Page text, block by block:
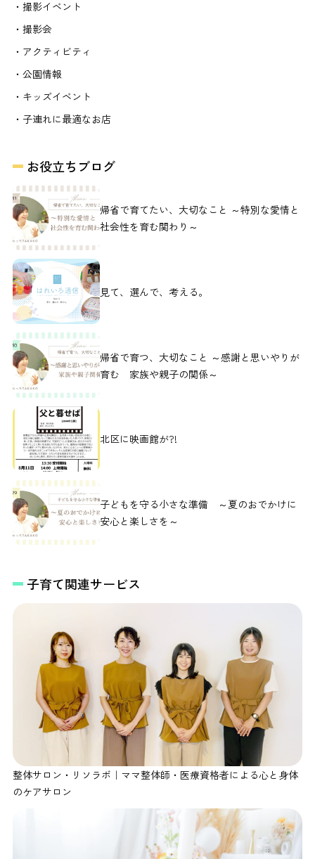
・撮影イベント
・撮影会
・アクティビティ
・公園情報
・キッズイベント
・子連れに最適なお店
お役立ちブログ
帰省で育てたい、大切なこと ～特別な愛情と
社会性を育む関わり～
見て、選んで、考える。
帰省で育つ、大切なこと ～感謝と思いやりが
育む 家族や親子の関係～
北区に映画館が?!
子どもを守る小さな準備 ～夏のおでかけに
安心と楽しさを～
子育て関連サービス
整体サロン・リソラボ｜ママ整体師・医療資格者による心と身体
のケアサロン